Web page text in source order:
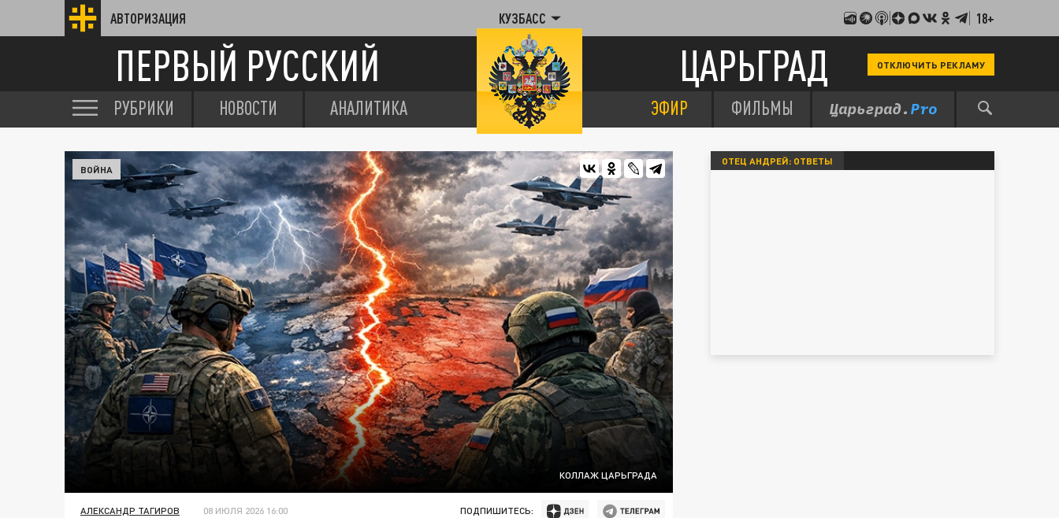
АВТОРИЗАЦИЯ КУЗБАСС 18+
ПЕРВЫЙ РУССКИЙ ЦАРЬГРАД ОТКЛЮЧИТЬ РЕКЛАМУ
РУБРИКИ НОВОСТИ АНАЛИТИКА ЭФИР ФИЛЬМЫ
КОЛЛАЖ ЦАРЬГРАДА
ВОЙНА
АЛЕКСАНДР ТАГИРОВ 08 ИЮЛЯ 2026 16:00 ПОДПИШИТЕСЬ:
ОТЕЦ АНДРЕЙ: ОТВЕТЫ